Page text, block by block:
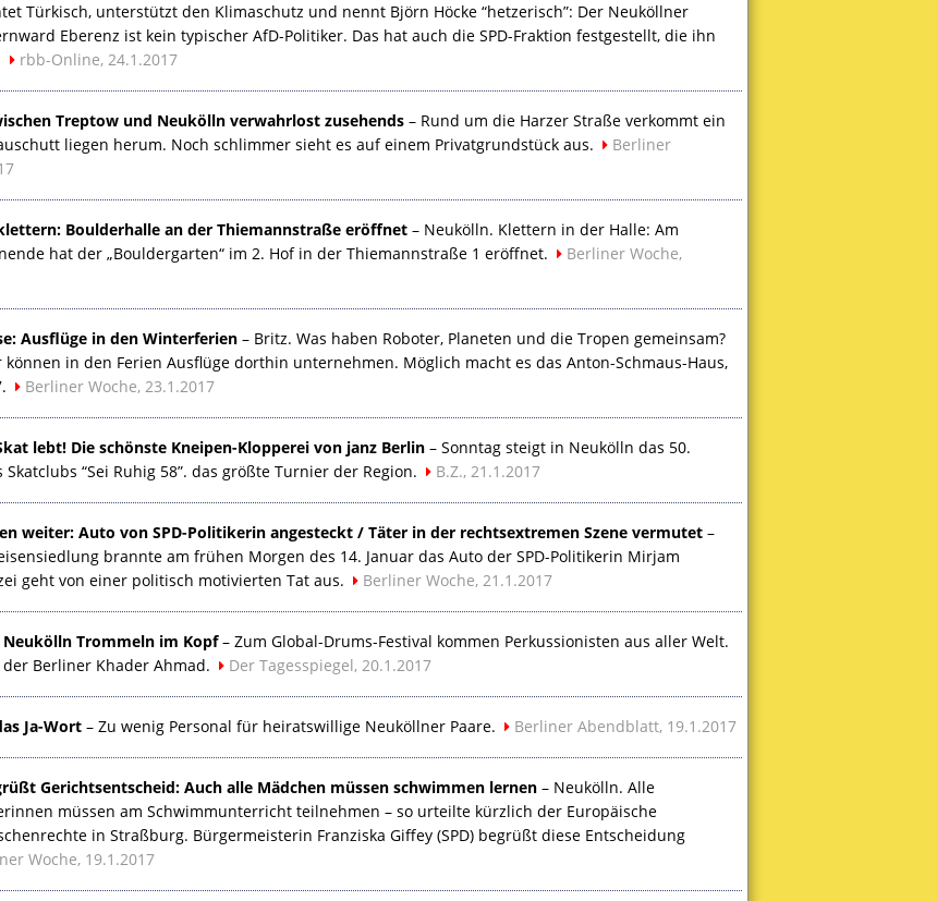
Türkisch, unterstützt den Klimaschutz und nennt Björn Höcke “hetzerisch”: Der Neuköllner
Eberenz ist kein typischer AfD-Politiker. Das hat auch die SPD-Fraktion festgestellt, die ihn
rbb-Online, 24.1.2017
Treptow und Neukölln verwahrlost zusehends– Rund um die Harzer Straße verkommt ein
liegen herum. Noch schlimmer sieht es auf einem Privatgrundstück aus.
Berliner
Boulderhalle an der Thiemannstraße eröffnet– Neukölln. Klettern in der Halle: Am
hat der „Bouldergarten“ im 2. Hof in der Thiemannstraße 1 eröffnet.
Berliner Woche,
Ausflüge in den Winterferien– Britz. Was haben Roboter, Planeten und die Tropen gemeinsam?
in den Ferien Ausflüge dorthin unternehmen. Möglich macht es das Anton-Schmaus-Haus,
Berliner Woche, 23.1.2017
lebt! Die schönste Kneipen-Klopperei von janz Berlin– Sonntag steigt in Neukölln das 50.
“Sei Ruhig 58”. das größte Turnier der Region.
B.Z., 21.1.2017
weiter: Auto von SPD-Politikerin angesteckt / Täter in der rechtsextremen Szene vermutet–
brannte am frühen Morgen des 14. Januar das Auto der SPD-Politikerin Mirjam
geht von einer politisch motivierten Tat aus.
Berliner Woche, 21.1.2017
Trommeln im Kopf– Zum Global-Drums-Festival kommen Perkussionisten aus aller Welt.
Berliner Khader Ahmad.
Der Tagesspiegel, 20.1.2017
Ja-Wort– Zu wenig Personal für heiratswillige Neuköllner Paare. Berliner Abendblatt, 19.1.2017
Gerichtsentscheid: Auch alle Mädchen müssen schwimmen lernen– Neukölln. Alle
müssen am Schwimmunterricht teilnehmen – so urteilte kürzlich der Europäische
in Straßburg. Bürgermeisterin Franziska Giffey (SPD) begrüßt diese Entscheidung
Woche, 19.1.2017